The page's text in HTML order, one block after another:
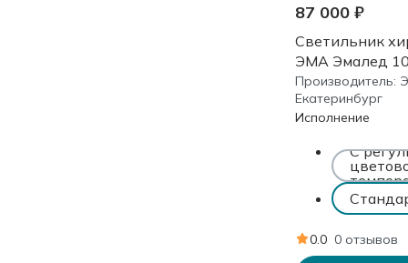
87 000 ₽
Светильник
ЭМА Эмалед
Производитель:
Екатеринбург
Исполнение
С
0.0 0 отзывов